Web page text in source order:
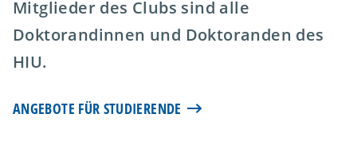
Mitglieder des Clubs sind alle
Doktorandinnen und Doktoranden des
HIU.
ANGEBOTE FÜR STUDIERENDE